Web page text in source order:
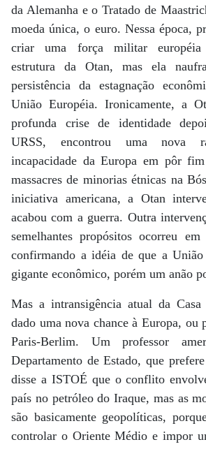
da Alemanha e o Tratado de
moeda única, o euro. Nessa época,
criar uma força militar européia
estrutura da Otan, mas ela
persistência da estagnação
União Européia. Ironicamente, a
profunda crise de identidade
URSS, encontrou uma nova
incapacidade da Europa em pôr
massacres de minorias étnicas na
iniciativa americana, a Otan
acabou com a guerra. Outra
semelhantes propósitos ocorreu
confirmando a idéia de que a
gigante econômico, porém um anão
Mas a intransigência atual da
dado uma nova chance à Europa, ou
Paris-Berlim. Um professor
Departamento de Estado, que
disse a ISTOÉ que o conflito
país no petróleo do Iraque, mas as
são basicamente geopolíticas,
controlar o Oriente Médio e impor